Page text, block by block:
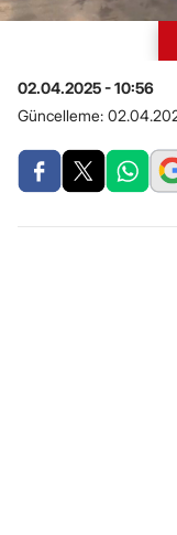
02.04.2025 - 10:56
Güncelleme: